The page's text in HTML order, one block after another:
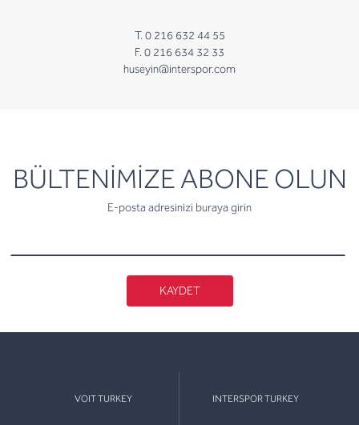
T. 0 216 632 44 55
F. 0 216 634 32 33
huseyin@interspor.com
BÜLTENİMİZE ABONE OLUN
E-posta adresinizi buraya girin
newsletter
KAYDET
VOIT TURKEY INTERSPOR TURKEY